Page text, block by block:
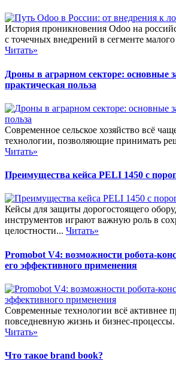
История проникновения Odoo на
с точечных внедрений в сегменте
Читать»
Дроны в аграрном секторе: основные
практическая польза
Современное сельское хозяйство всё
технологии, позволяющие принимать
Читать»
Преимущества кейса PELI 1450 с
Кейсы для защиты дорогостоящего
инструментов играют важную роль в
целостности... Читать»
Promobot V4: возможности робота-
его эффективного применения
Современные технологии всё активнее
повседневную жизнь и бизнес-
Читать»
Что такое brand book?